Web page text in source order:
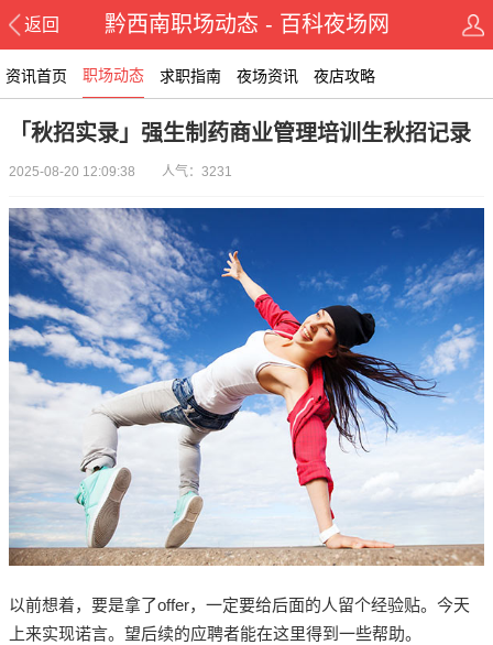
返回 黔西南职场动态 - 百科夜场网
资讯首页 职场动态 求职指南 夜场资讯 夜店攻略
「秋招实录」强生制药商业管理培训生秋招记录
2025-08-20 12:09:38 人气：3231
以前想着，要是拿了offer，一定要给后面的人留个经验贴。今天
上来实现诺言。望后续的应聘者能在这里得到一些帮助。